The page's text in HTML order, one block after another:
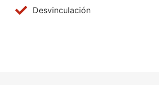
Desvinculación